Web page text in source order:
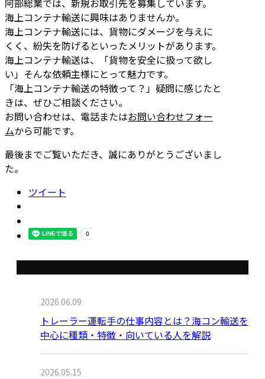
阿部総業では、新規お取引先を募集しています。
海上コンテナ輸送に興味はありませんか。
海上コンテナ輸送には、貨物にダメージを与えに
くく、紛失を防げるといったメリットがあります。
海上コンテナ輸送は、「貨物を安全に扱って欲し
い」そんな依頼主様にとって魅力です。
「海上コンテナ輸送の特徴って？」疑問に感じたと
きは、ぜひご相談ください。
お問い合わせは、電話またはお問い合わせフォー
ムから可能です。
最後までご覧いただき、誠にありがとうございまし
た。
ツイート
2026.06.09
トレーラー運転手の仕事内容とは？海コン輸送を
中心に種類・特徴・向いている人を解説
2026.05.15